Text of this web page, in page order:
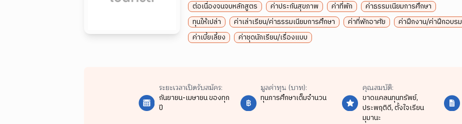
ต่อเนื่องจนจบหลักสูตร
ค่าประกันสุขภาพ ค่าที่พัก
ค่าธรรมเนียมการศึกษา
ทุนให้เปล่า
ค่าเล่าเรียน/ค่าธรรมเนียมการศึกษา ค่าที่พักอาศัย
ค่าฝึกงาน/ค่าฝึกอบรม
ค่าเบี้ยเลี้ยง
ค่าชุดนักเรียน/เรื่องแบบ
ระยะเวลาเปิดรับสมัคร:
กันยายน-เมษายน ของทุก
ปี
มูลค่าทุน (บาท):
ทุนการศึกษาเต็มจำนวน
คุณสมบัติ:
ขาดแคลนทุนทรัพย์,
ประพฤติดี,ตั้งใจเรียน
มุมานะ